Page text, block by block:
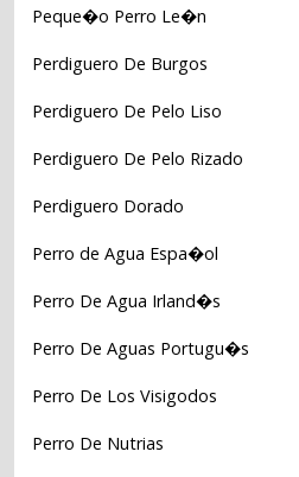
Peque�o Perro Le�n
Perdiguero De Burgos
Perdiguero De Pelo Liso
Perdiguero De Pelo Rizado
Perdiguero Dorado
Perro de Agua Espa�ol
Perro De Agua Irland�s
Perro De Aguas Portugu�s
Perro De Los Visigodos
Perro De Nutrias